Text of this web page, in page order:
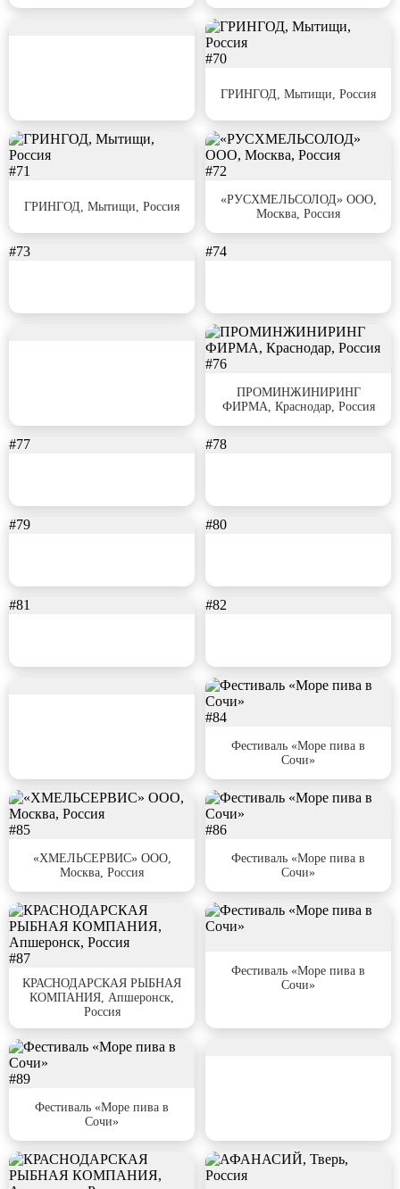
#70
ГРИНГОД, Мытищи, Россия
#71
ГРИНГОД, Мытищи, Россия
#72
«РУСХМЕЛЬСОЛОД» ООО,
Москва, Россия
#73 #74
#76
ПРОМИНЖИНИРИНГ
ФИРМА, Краснодар, Россия
#77 #78
#79 #80
#81 #82
#84
Фестиваль «Море пива в
Сочи»
#85
«ХМЕЛЬСЕРВИС» ООО,
Москва, Россия
#86
Фестиваль «Море пива в
Сочи»
#87
КРАСНОДАРСКАЯ РЫБНАЯ
КОМПАНИЯ, Апшеронск,
Россия
Фестиваль «Море пива в
Сочи»
#89
Фестиваль «Море пива в
Сочи»